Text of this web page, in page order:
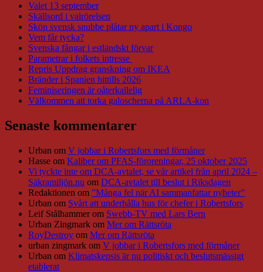
Valet 13 september
Skällsord i valrörelsen
Skön svensk snubbe plåtar ny apart i Kongo
Vem får tycka?
Svenska fångar i estländskt förvar
Parametrar i folkets intresse
Repris Uppdrag granskning om IKEA
Bränder i Spanien hittills 2026
Feminiseringen är oåterkallelig
Välkommen att torka galoscherna på ARLA-kon
Senaste kommentarer
Urban om V jobbar i Robertsfors med förmåner
Hasse om Kaliber om PFAS-föroreningar, 25 oktober 2025
Vi tyckte inte om DCA-avtalet, se vår artikel från april 2024 –
Säkramiljön.nu om DCA-avtalet till beslut i Riksdagen
Redaktionen om ”Många fel när AI sammanfattar nyheter”
Urban om Svårt att underhålla hus för chefer i Robertsfors
Leif Stålhammerom Swebb-TV med Lars Bern
Urban Zingmark om Mer om Rättsröta
RoyDestroy om Mer om Rättsröta
urban zingmark om V jobbar i Robertsfors med förmåner
Urban om Klimatskepsis är nu politiskt och beslutsmässigt
etablerat